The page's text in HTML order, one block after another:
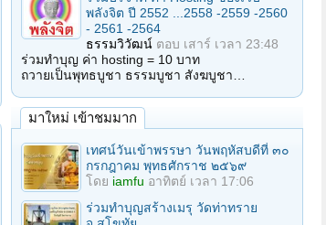
พลังจิต ปี 2552 ...2558 -2559 -2560
- 2561 -2564
ธรรมวิวัฒน์ ตอบ เสาร์ เวลา 23:48
ร่วมทำบุญ ค่า hosting = 10 บาท
ถวายเป็นพุทธบูชา ธรรมบูชา สังฆบูชา…
มาใหม่ เข้าชมมาก
เทศน์วันเข้าพรรษา วันพฤหัสบดีที่ ๓๐
กรกฎาคม พุทธศักราช ๒๕๖๙
โดย iamfu อาทิตย์ เวลา 17:06
ร่วมทําบุญสร้างเมรุ วัดท่าทราย